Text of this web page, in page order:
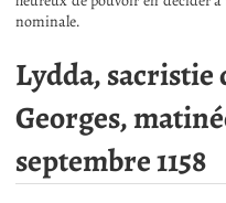
nominale.
Lydda, sacristie
Georges,
septembre 1158